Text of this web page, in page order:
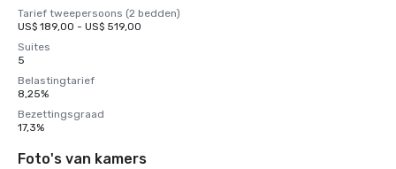
Tarief tweepersoons (2 bedden)
US$ 189,00 - US$ 519,00
Suites
5
Belastingtarief
8,25%
Bezettingsgraad
17,3%
Foto's van kamers